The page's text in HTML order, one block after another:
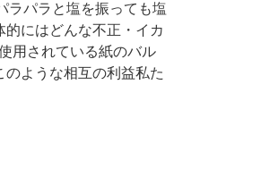
ラパラと塩を振っても塩
にはどんな不正・イカ
用されている紙のバル
ような相互の利益私た